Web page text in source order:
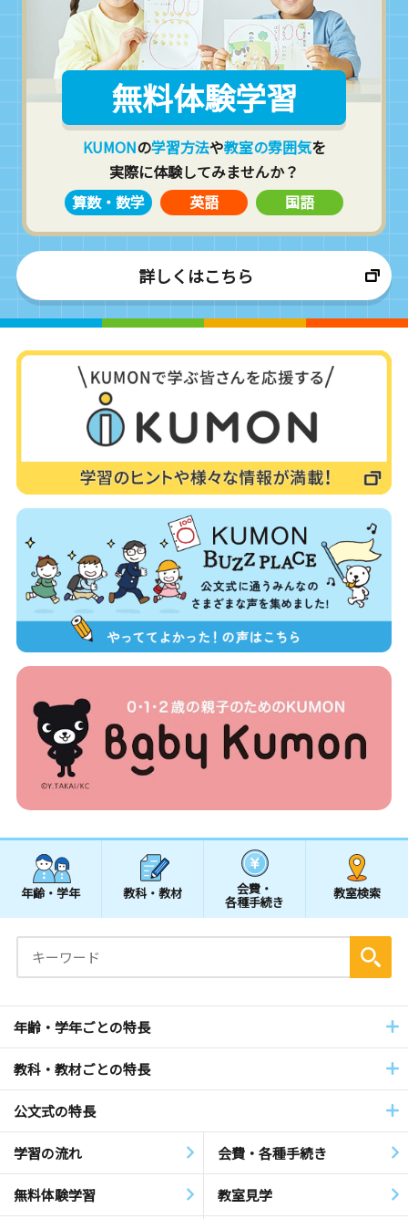
無料体験学習
KUMONの学習方法や教室の雰囲気を
実際に体験してみませんか？
算数・数学
英語 国語
詳しくはこちら
年齢・学年 教科・教材 会費・
各種手続き
教室検索
年齢・学年ごとの特長
教科・教材ごとの特長
公文式の特長
学習の流れ 会費・各種手続き
無料体験学習 教室見学